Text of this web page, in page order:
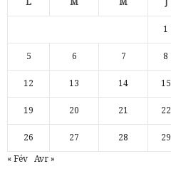
1
5 6 7 8
12 13 14 15
19 20 21 22
26 27 28 29
« Fév Avr »